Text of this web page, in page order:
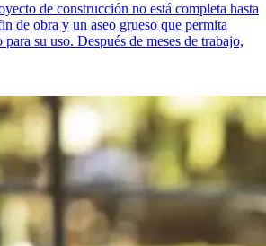
de construcción no está completa hasta
de obra y un aseo grueso que permita
su uso. Después de meses de trabajo,